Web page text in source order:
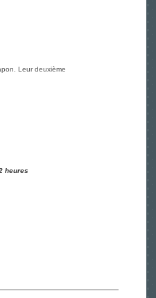
Leur deuxième
heures